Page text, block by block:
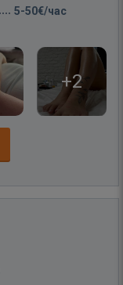
5-50€/час
+2